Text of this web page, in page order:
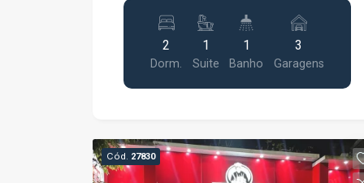
pensado para quem valoriza espaço e
contato com a natureza! Localizada no
Jardim Califórnia, esta excelente casa
oferece ambientes amplos e bem
distribuídos, além de um quintal
Com 112,94 m² de área construída em
um terreno de 300 m², o imóvel conta
2
Dorm.
1
Suite
1
Banho
3
Garagens
Cód. 27830